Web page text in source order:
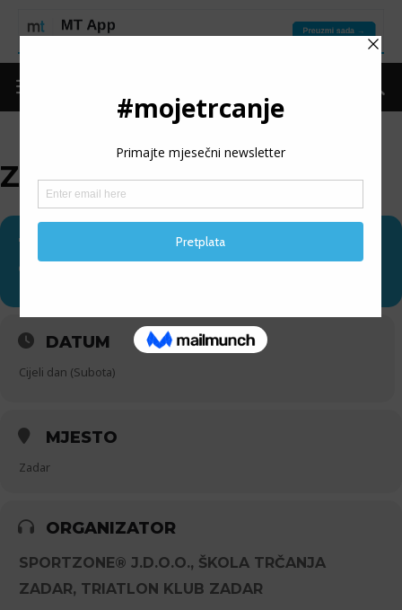
ZADAR NIGHT RUN
12
04
ZADAR NIGHT RUN
DATUM
Cijeli dan (Subota)
MJESTO
Zadar
ORGANIZATOR
SPORTZONE® J.D.O.O., ŠKOLA TRČANJA
ZADAR, TRIATLON KLUB ZADAR